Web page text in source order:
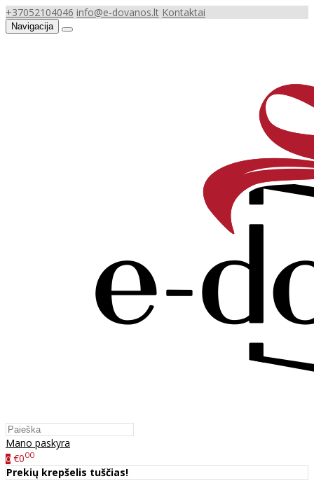
+37052104046 info@e-dovanos.lt Kontaktai
Navigacija
Mano paskyra
0 €000
Prekių krepšelis tuščias!